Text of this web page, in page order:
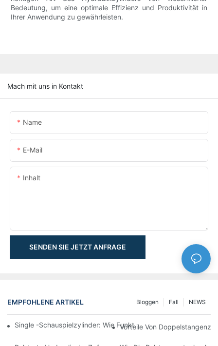
Bedeutung, um eine optimale Effizienz und Produktivität in
Ihrer Anwendung zu gewährleisten.
Mach mit uns in Kontakt
Name
E-Mail
Inhalt
SENDEN SIE JETZT ANFRAGE
EMPFOHLENE ARTIKEL NEWS
Fall
Bloggen
Single -Schauspielzylinder: Wie Funktioniert Es & Gemeinsame
Vorteile Von